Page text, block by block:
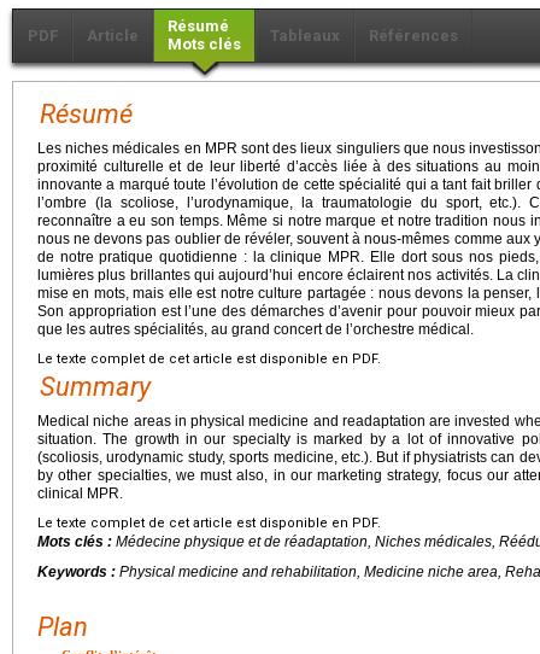
PDF Article
Résumé
Mots clés
Tableaux Références
Résumé
Les niches médicales en MPR sont des lieux singuliers que nous
proximité culturelle et de leur liberté d’accès liée à des situations au
innovante a marqué toute l’évolution de cette spécialité qui a tant fait briller
l’ombre (la scoliose, l’urodynamique, la traumatologie du sport,
reconnaître a eu son temps. Même si notre marque et notre tradition nous
nous ne devons pas oublier de révéler, souvent à nous-mêmes comme aux
de notre pratique quotidienne : la clinique MPR. Elle dort sous nos
lumières plus brillantes qui aujourd’hui encore éclairent nos activités. La
mise en mots, mais elle est notre culture partagée : nous devons la penser,
Son appropriation est l’une des démarches d’avenir pour pouvoir mieux
que les autres spécialités, au grand concert de l’orchestre médical.
Le texte complet de cet article est disponible en PDF.
Summary
Medical niche areas in physical medicine and readaptation are invested
situation. The growth in our specialty is marked by a lot of innovative
(scoliosis, urodynamic study, sports medicine, etc.). But if physiatrists can
by other specialties, we must also, in our marketing strategy, focus our
clinical MPR.
Le texte complet de cet article est disponible en PDF.
Mots clés : Médecine physique et de réadaptation, Niches médicales,
Keywords : Physical medicine and rehabilitation, Medicine niche area,
Plan